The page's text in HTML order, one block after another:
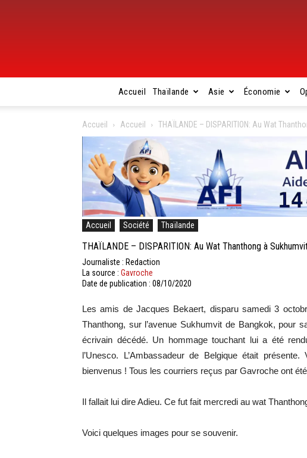
Accueil Thaïlande Asie Économie
Accueil Accueil THAÏLANDE – DISPARITION: Au Wat
Accueil Société Thaïlande
THAÏLANDE – DISPARITION: Au Wat Thanthong à
Journaliste : Redaction
La source : Gavroche
Date de publication : 08/10/2020
Les amis de Jacques Bekaert, disparu samedi 3
Thanthong, sur l’avenue Sukhumvit de Bangkok, pour
écrivain décédé. Un hommage touchant lui a été
l’Unesco. L’Ambassadeur de Belgique était
bienvenus ! Tous les courriers reçus par Gavroche ont
Il fallait lui dire Adieu. Ce fut fait mercredi au wat
Voici quelques images pour se souvenir.